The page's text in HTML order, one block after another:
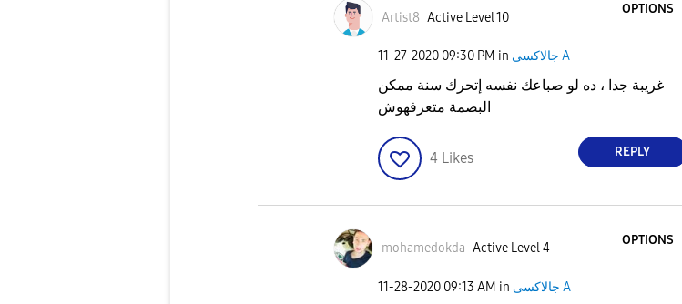
Artist8 Active Level 10
OPTIONS
‎11-27-2020 09:30 PM in جالاكسى A
غريبة جدا ، ده لو صباعك نفسه إتحرك سنة ممكن
البصمة متعرفهوش
4 Likes REPLY
mohamedokda Active Level 4
OPTIONS
‎11-28-2020 09:13 AM in جالاكسى A